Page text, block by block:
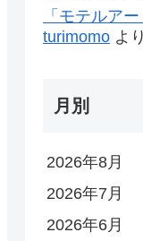
「モテルア
turimomo より
月別
2026年8月
2026年7月
2026年6月